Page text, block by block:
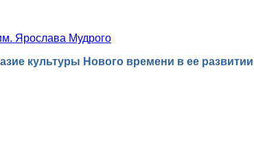
Ярослава Мудрого
культуры Нового времени в ее